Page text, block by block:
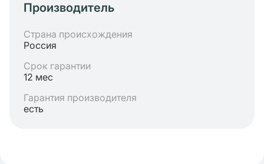
Производитель
Страна происхождения
Россия
Срок гарантии
12 мес
Гарантия производителя
есть